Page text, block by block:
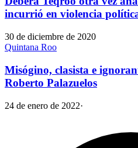
incurrió en violencia
30 de diciembre de 2020
Quintana Roo
Misógino, clasista e
Roberto Palazuelos
24 de enero de 2022·